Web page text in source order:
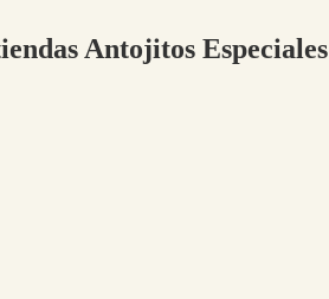
Antojitos Especiales